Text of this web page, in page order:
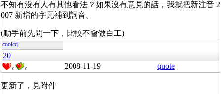
不知有沒有人有其他看法？如果沒有意見的話，我就把新注音 2
007 新增的字元補到詞音。
(動手前先問一下，比較不會做白工)
coolcd
20
0 0 2008-11-19 quote
更新了，見附件